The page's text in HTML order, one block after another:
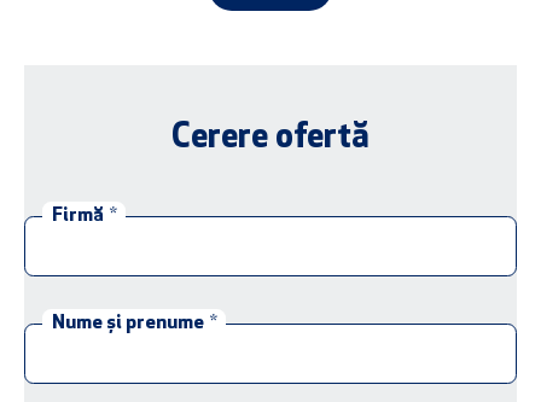
Cerere ofertă
Firmă *
Nume și prenume *